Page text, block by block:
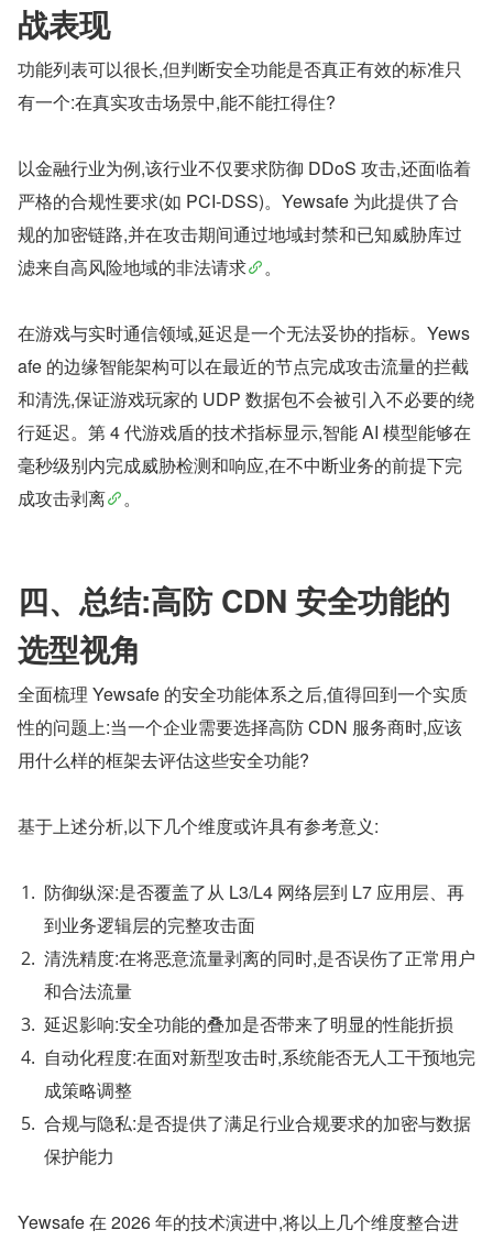
战表现
功能列表可以很长,但判断安全功能是否真正有效的标准只
有一个:在真实攻击场景中,能不能扛得住?
以金融行业为例,该行业不仅要求防御 DDoS 攻击,还面临着
严格的合规性要求(如 PCI-DSS)。Yewsafe 为此提供了合
规的加密链路,并在攻击期间通过地域封禁和已知威胁库过
滤来自高风险地域的非法请求
。
在游戏与实时通信领域,延迟是一个无法妥协的指标。Yews
afe 的边缘智能架构可以在最近的节点完成攻击流量的拦截
和清洗,保证游戏玩家的 UDP 数据包不会被引入不必要的绕
行延迟。第 4 代游戏盾的技术指标显示,智能 AI 模型能够在
毫秒级别内完成威胁检测和响应,在不中断业务的前提下完
成攻击剥离
。
四、总结:高防 CDN 安全功能的
选型视角
全面梳理 Yewsafe 的安全功能体系之后,值得回到一个实质
性的问题上:当一个企业需要选择高防 CDN 服务商时,应该
用什么样的框架去评估这些安全功能?
基于上述分析,以下几个维度或许具有参考意义:
防御纵深:是否覆盖了从 L3/L4 网络层到 L7 应用层、再
到业务逻辑层的完整攻击面
清洗精度:在将恶意流量剥离的同时,是否误伤了正常用户
和合法流量
延迟影响:安全功能的叠加是否带来了明显的性能折损
自动化程度:在面对新型攻击时,系统能否无人工干预地完
成策略调整
合规与隐私:是否提供了满足行业合规要求的加密与数据
保护能力
Yewsafe 在 2026 年的技术演进中,将以上几个维度整合进